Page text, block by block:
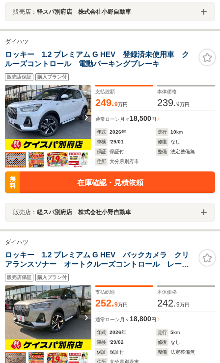
販売店： 軽スパ別府店 株式会社小野自動車
ダイハツ
ロッキー 1.2 プレミアム G HEV 登録済未使用車 ク
ルーズコントロール 電動パーキングブレーキ
販売店保証 購入プラン付
支払総額
249.9万円
本体価格
239.9万円
通常ローン 月々18,500円
年式 2026年 走行 10km
車検
'29/01 修復
なし
保証
保証付 整備
法定整備無
住所
大分県別府市
無
料
在庫確認・見積依頼
販売店： 軽スパ別府店 株式会社小野自動車
ダイハツ
ロッキー 1.2 プレミアム G HEV バックカメラ クリ
アランスソナー オートクルーズコントロール レーン
アシスト 衝突被害軽減システム オートライト LED
ヘッドランプ アルミホイール スマートキー 電動格
納ミラー シートヒーター
販売店保証 購入プラン付
支払総額
252.9万円
本体価格
242.9万円
通常ローン 月々 18,800円
年式 2026年 走行 5km
車検
'29/02 修復
なし
保証
保証付 整備
法定整備無
住所
大分県別府市